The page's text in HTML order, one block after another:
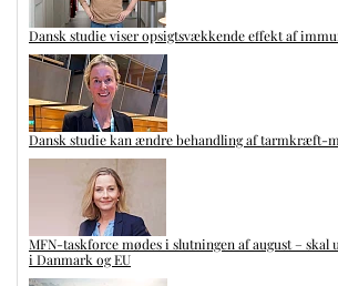
Dansk studie viser opsigtsvækkende effekt af
Dansk studie kan ændre behandling af tarmkræft-
MFN-taskforce mødes i slutningen af august – skal
i Danmark og EU